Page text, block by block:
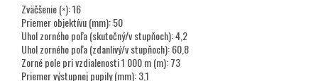
Zväčšenie (×): 16
Priemer objektívu (mm): 50
Uhol zorného poľa (skutočný/v stupňoch): 4,2
Uhol zorného poľa (zdanlivý/v stupňoch): 60,8
Zorné pole pri vzdialenosti 1 000 m (m): 73
Priemer výstupnej pupily (mm): 3,1